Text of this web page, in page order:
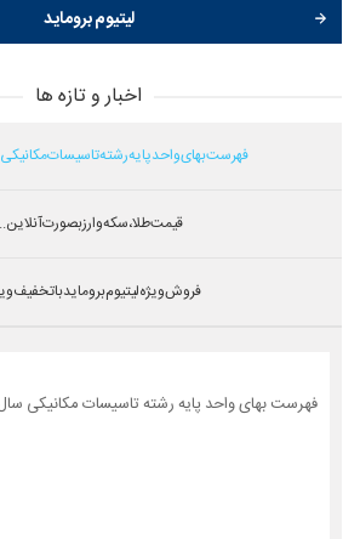
لیتیوم بروماید
اخبار و تازه ها
فهرست بهای واحد پایه رشته تاسیسات مکانیکی سال
قیمت طلا،سکه و ارز بصورت
فروش ویژه لیتیوم بروماید با تخفیف
فهرست بهای واحد پایه رشته تاسیسات مکانیکی سال